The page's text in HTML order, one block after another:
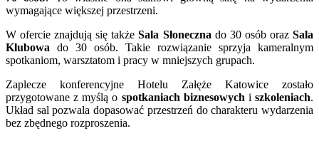
wymagające większej przestrzeni.
W ofercie znajdują się takżeSala Słoneczna do 30 osób orazSala
Klubowa do 30 osób. Takie rozwiązanie sprzyja kameralnym
spotkaniom, warsztatom i pracy w mniejszych grupach.
Zaplecze konferencyjne Hotelu Załęże Katowice zostało
przygotowane z myślą o spotkaniach biznesowych iszkoleniach.
Układ sal pozwala dopasować przestrzeń do charakteru wydarzenia
bez zbędnego rozproszenia.